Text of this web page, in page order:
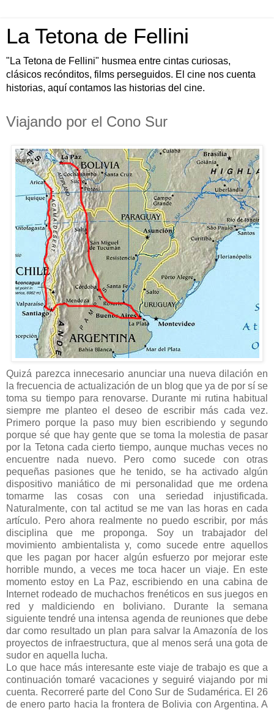
La Tetona de Fellini
"La Tetona de Fellini" husmea entre cintas curiosas,
clásicos recónditos, films perseguidos. El cine nos cuenta
historias, aquí contamos las historias del cine.
Viajando por el Cono Sur
Quizá parezca innecesario anunciar una nueva dilación en
la frecuencia de actualización de un blog que ya de por sí se
toma su tiempo para renovarse. Durante mi rutina habitual
siempre me planteo el deseo de escribir más cada vez.
Primero porque la paso muy bien escribiendo y segundo
porque sé que hay gente que se toma la molestia de pasar
por la Tetona cada cierto tiempo, aunque muchas veces no
encuentre nada nuevo. Pero como sucede con otras
pequeñas pasiones que he tenido, se ha activado algún
dispositivo maniático de mi personalidad que me ordena
tomarme las cosas con una seriedad injustificada.
Naturalmente, con tal actitud se me van las horas en cada
artículo. Pero ahora realmente no puedo escribir, por más
disciplina que me proponga. Soy un trabajador del
movimiento ambientalista y, como sucede entre aquellos
que les pagan por hacer algún esfuerzo por mejorar este
horrible mundo, a veces me toca hacer un viaje. En este
momento estoy en La Paz, escribiendo en una cabina de
Internet rodeado de muchachos frenéticos en sus juegos en
red y maldiciendo en boliviano. Durante la semana
siguiente tendré una intensa agenda de reuniones que debe
dar como resultado un plan para salvar la Amazonía de los
proyectos de infraestructura, que al menos será una gota de
sudor en aquella lucha.
Lo que hace más interesante este viaje de trabajo es que a
continuación tomaré vacaciones y seguiré viajando por mi
cuenta. Recorreré parte del Cono Sur de Sudamérica. El 26
de enero parto hacia la frontera de Bolivia con Argentina. A